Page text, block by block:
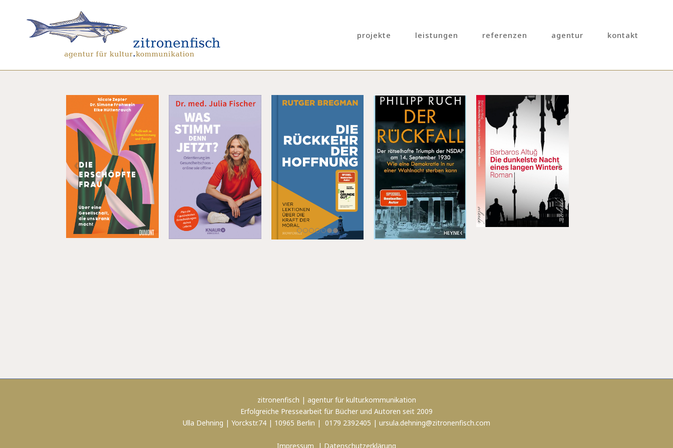
projekte leistungen referenzen agentur kontakt
zitronenfisch | agentur für kultur.kommunikation
Erfolgreiche Pressearbeit für Bücher und Autoren seit 2009
Ulla Dehning | Yorckstr.74 | 10965 Berlin | 0179 2392405 | ursula.dehning@zitronenfisch.com
Impressum | Datenschutzerklärung